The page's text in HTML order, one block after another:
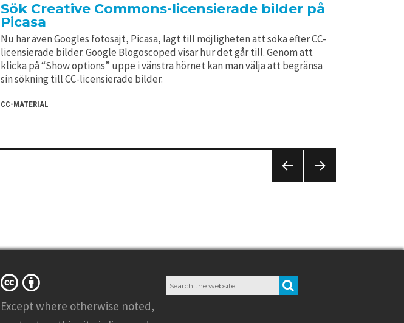
Sök Creative Commons-licensierade bilder på
Picasa
Nu har även Googles fotosajt, Picasa, lagt till möjligheten att söka efter CC-
licensierade bilder. Google Blogoscoped visar hur det går till. Genom att
klicka på “Show options” uppe i vänstra hörnet kan man välja att begränsa
sin sökning till CC-licensierade bilder.
CC-MATERIAL
Except where otherwise noted,
Search
for: